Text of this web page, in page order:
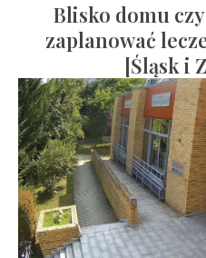
Blisko domu
zaplanować
[Śląsk i